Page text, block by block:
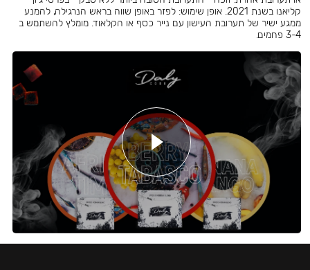
קליאנו בשנת 2021. אופן שימוש: לפזר באופן שווה בראש הנרגילה, להמנע
ממגע ישיר של תערובת העישון עם נייר כסף או הקלאוד. מומלץ להשתמש ב
3-4 פחמים.